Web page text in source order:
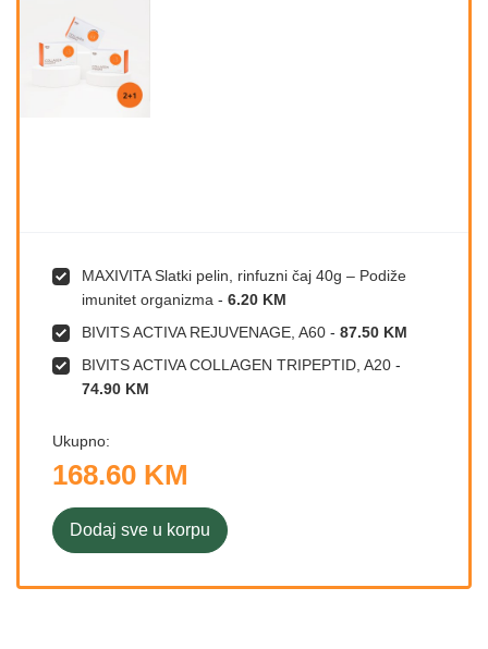
MAXIVITA Slatki pelin, rinfuzni čaj 40g – Podiže
imunitet organizma - 6.20 KM
BIVITS ACTIVA REJUVENAGE, A60 - 87.50 KM
BIVITS ACTIVA COLLAGEN TRIPEPTID, A20 -
74.90 KM
Ukupno:
168.60 KM
Dodaj sve u korpu